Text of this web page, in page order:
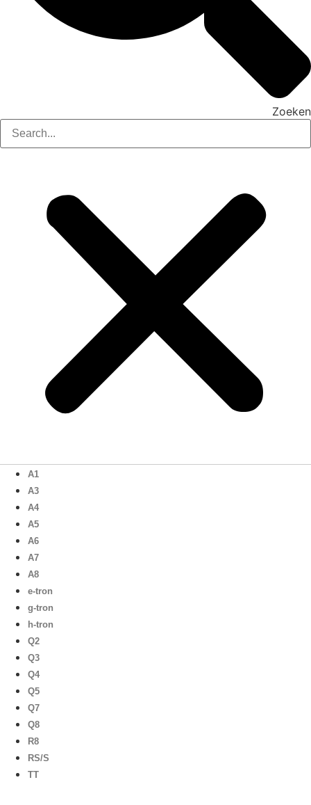
Zoeken
A1
A3
A4
A5
A6
A7
A8
e-tron
g-tron
h-tron
Q2
Q3
Q4
Q5
Q7
Q8
R8
RS/S
TT